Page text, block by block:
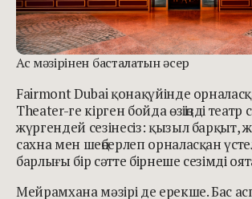
Ас мәзірінен басталатын әсер
Fairmont Dubai қонақүйінде
Theater-ге кірген бойда өзіңізді
жүргендей сезінесіз: қызыл барқыт,
сахна мен шеңберлеп орналасқан
барлығы бір сәтте бірнеше сезімді
Мейрамхана мәзірі де ерекше. Бас